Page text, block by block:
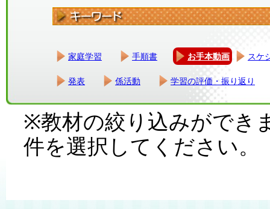
家庭学習 手順書 お手本動画 スケ
発表 係活動 学習の評価・振り返り
※教材の絞り込みができ
件を選択してください。